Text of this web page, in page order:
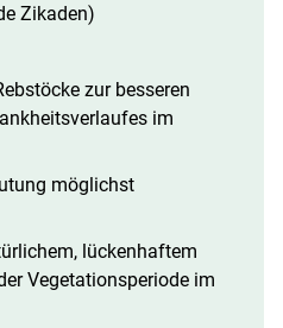
Zikaden)
zur besseren
im
möglichst
lückenhaftem
Vegetationsperiode im